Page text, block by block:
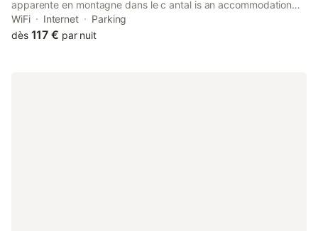
apparente en montagne dans le c antal is an accommodation
located in Thiézac, 26 km from Aurillac Congress Centre and 26
km from Cantal Auvergne Stadium.
WiFi Internet
Parking
dès 117 € par nuit